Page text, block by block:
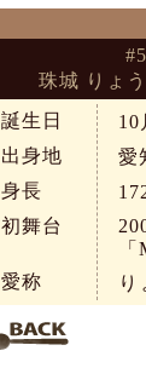
珠城 りょ
誕生日
10
出身地
愛
身長
初舞台
愛称
り